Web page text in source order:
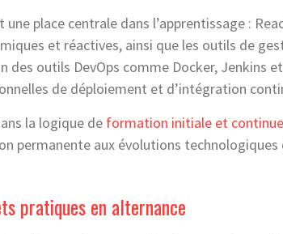
place centrale dans l’apprentissage :
et réactives, ainsi que les outils de
des outils DevOps comme Docker, Jenkins
de déploiement et d’intégration
la logique de formation initiale et continue
permanente aux évolutions technologiques
pratiques en alternance